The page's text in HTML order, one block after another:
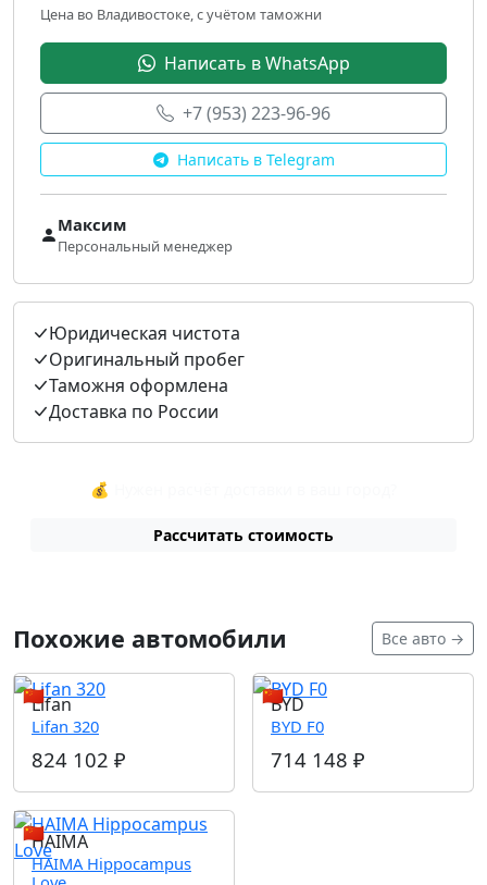
Цена во Владивостоке, с учётом таможни
Написать в WhatsApp
+7 (953) 223-96-96
Написать в Telegram
Максим
Персональный менеджер
Юридическая чистота
Оригинальный пробег
Таможня оформлена
Доставка по России
💰 Нужен расчёт доставки в ваш город?
Рассчитать стоимость
Похожие автомобили Все авто →
🇨🇳Lifan
Lifan 320
824 102 ₽
🇨🇳BYD
BYD F0
714 148 ₽
🇨🇳HAIMA
HAIMA Hippocampus